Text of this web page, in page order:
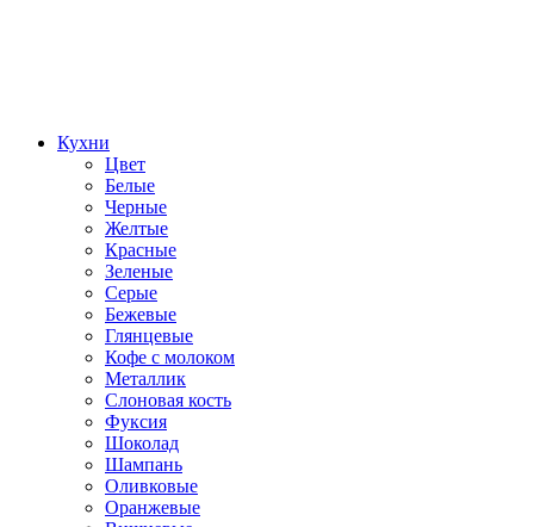
Кухни
Цвет
Белые
Черные
Желтые
Красные
Зеленые
Серые
Бежевые
Глянцевые
Кофе с молоком
Металлик
Слоновая кость
Фуксия
Шоколад
Шампань
Оливковые
Оранжевые